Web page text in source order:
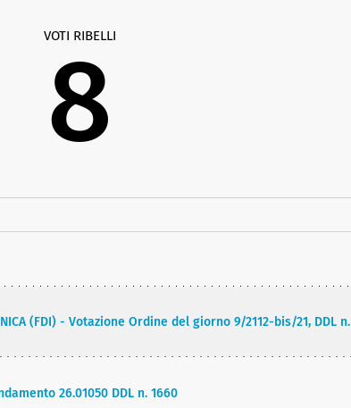
VOTI RIBELLI
8
(FDI) - Votazione Ordine del giorno 9/2112-bis/21, DDL n.
26.01050 DDL n. 1660